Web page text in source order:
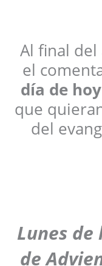
Al final
el
día de hoy
que
del
Lunes
de